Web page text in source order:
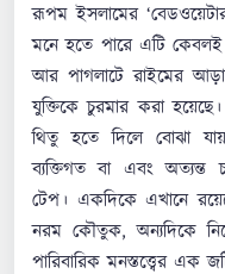
রূপম ইসলামের
মনে হতে পারে এটি
আর পাগলাটে রাইমের
যুক্তিকে চুরমার করা
থিতু হতে দিলে বোঝা
ব্যক্তিগত বা এবং
টেপ। একদিকে এখানে
নরম কৌতুক, অন্যদিকে
পারিবারিক মনস্তত্ত্বের এক